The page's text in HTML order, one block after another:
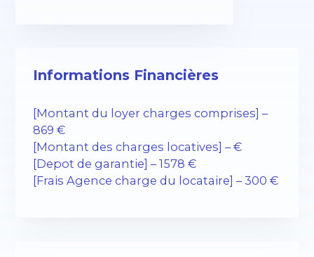
Informations Financières
[Montant du loyer charges comprises] –
869 €
[Montant des charges locatives] – €
[Depot de garantie] – 1578 €
[Frais Agence charge du locataire] – 300 €